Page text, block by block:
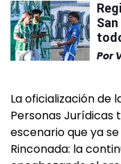
Por
La oficialización de
Personas
escenario que ya
Rinconada: la